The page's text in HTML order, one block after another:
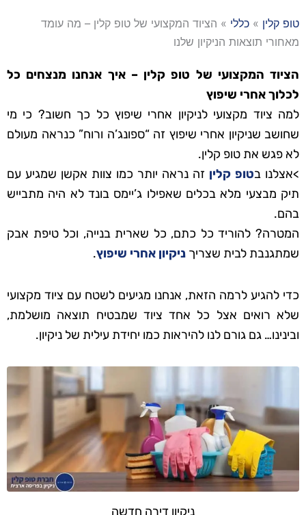
טופ קלין » כללי » הציוד המקצועי של טופ קלין – מה עומד
מאחורי תוצאות הניקיון שלנו
הציוד המקצועי של טופ קלין – איך אנחנו מנצחים כל
לכלוך אחרי שיפוץ
למה ציוד מקצועי לניקיון אחרי שיפוץ כל כך חשוב? כי מי
שחושב שניקיון אחרי שיפוץ זה “ספונג’ה ורוח” כנראה מעולם
לא פגש את טופ קלין.
>אצלנו בטופ קלין זה נראה יותר כמו צוות אקשן שמגיע עם
תיק מבצעי מלא בכלים שאפילו ג’יימס בונד לא היה מתבייש
בהם.
המטרה? להוריד כל כתם, כל שארית בנייה, וכל טיפת אבק
שמתגנבת לבית שצריך ניקיון אחרי שיפוץ.
כדי להגיע לרמה הזאת, אנחנו מגיעים לשטח עם ציוד מקצועי
שלא רואים אצל כל אחד ציוד שמבטיח תוצאה מושלמת,
ובינינו… גם גורם לנו להיראות כמו יחידת עילית של ניקיון.
ניקיון דירה חדשה